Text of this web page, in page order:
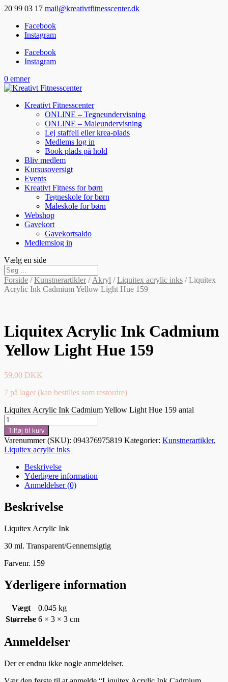
20 99 03 17 mail@kreativtfitnesscenter.dk
Facebook
Instagram
Facebook
Instagram
0 emner
Kreativt Fitnesscenter
ONLINE – Tegneundervisning
ONLINE – Maleundervisning
Lej staffeli eller krea-plads
Medlems log in
Book plads på hold
Bliv medlem
Kursusoversigt
Events
Kreativt Fitness for børn
Tegneskole for børn
Maleskole for børn
Webshop
Gavekort
Gavekortsaldo
Medlemslog in
Vælg en side
Forside /Kunstnerartikler/ Akryl /Liquitex acrylic inks / Liquitex
Acrylic Ink Cadmium Yellow Light Hue 159
Liquitex Acrylic Ink Cadmium
Yellow Light Hue 159
59,00 DKK
7 på lager (kan bestilles som restordre)
Liquitex Acrylic Ink Cadmium Yellow Light Hue 159 antal
Tilføj til kurv
Varenummer (SKU): 094376975819 Kategorier: Kunstnerartikler,
Liquitex acrylic inks
Beskrivelse
Yderligere information
Anmeldelser (0)
Beskrivelse
Liquitex Acrylic Ink
30 ml. Transparent/Gennemsigtig
Farvenr. 159
Yderligere information
Vægt
0.045 kg
Størrelse 6 × 3 × 3 cm
Anmeldelser
Der er endnu ikke nogle anmeldelser.